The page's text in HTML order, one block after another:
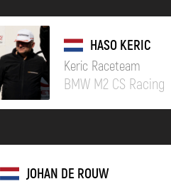
HASO KERIC
Keric Raceteam
BMW M2 CS Racing
JOHAN DE ROUW